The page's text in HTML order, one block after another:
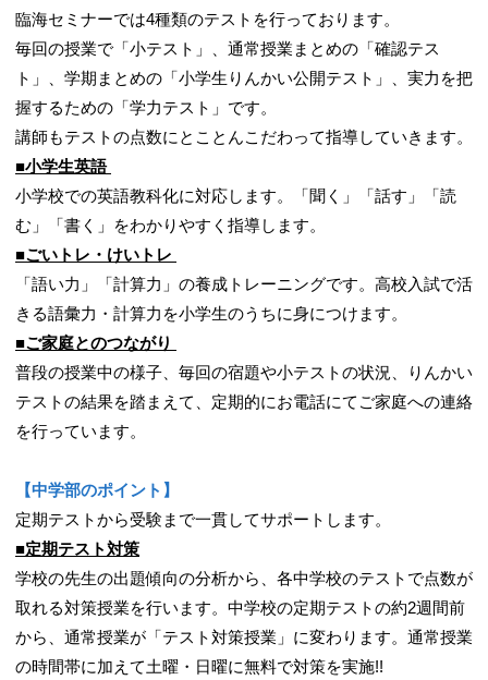
臨海セミナーでは4種類のテストを行っております。
毎回の授業で「小テスト」、通常授業まとめの「確認テス
ト」、学期まとめの「小学生りんかい公開テスト」、実力を把
握するための「学力テスト」です。
講師もテストの点数にとことんこだわって指導していきます。
■小学生英語
小学校での英語教科化に対応します。「聞く」「話す」「読
む」「書く」をわかりやすく指導します。
■ごいトレ・けいトレ
「語い力」「計算力」の養成トレーニングです。高校入試で活
きる語彙力・計算力を小学生のうちに身につけます。
■ご家庭とのつながり
普段の授業中の様子、毎回の宿題や小テストの状況、りんかい
テストの結果を踏まえて、定期的にお電話にてご家庭への連絡
を行っています。
【中学部のポイント】
定期テストから受験まで一貫してサポートします。
■定期テスト対策
学校の先生の出題傾向の分析から、各中学校のテストで点数が
取れる対策授業を行います。中学校の定期テストの約2週間前
から、通常授業が「テスト対策授業」に変わります。通常授業
の時間帯に加えて土曜・日曜に無料で対策を実施!!